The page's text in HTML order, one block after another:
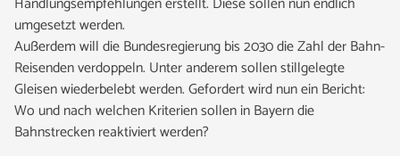
umgesetzt werden.
Außerdem will die Bundesregierung bis 2030 die Zahl der Bahn-
Reisenden verdoppeln. Unter anderem sollen stillgelegte
Gleisen wiederbelebt werden. Gefordert wird nun ein Bericht:
Wo und nach welchen Kriterien sollen in Bayern die
Bahnstrecken reaktiviert werden?